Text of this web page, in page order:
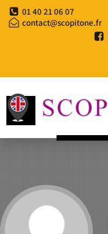
01 40 21 06 07
contact@scopitone.fr